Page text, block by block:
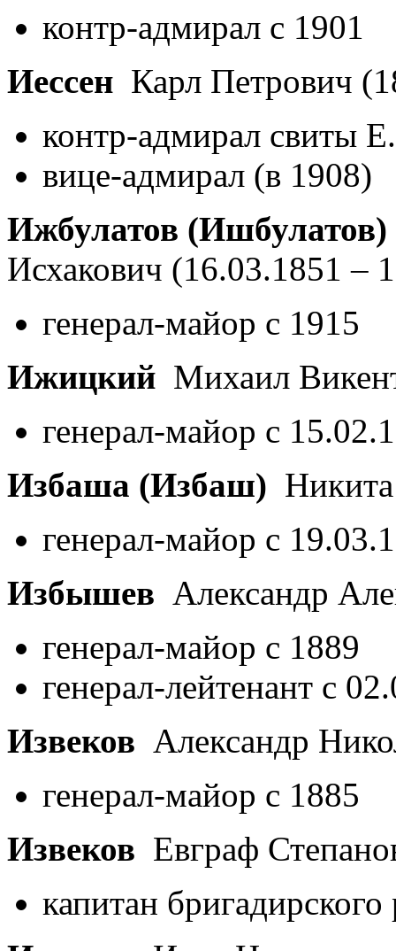
контр-адмирал с 1901
Иессен Карл Петрович
контр-адмирал свиты
вице-адмирал (в 1908)
Ижбулатов (Ишбулатов)
Исхакович (16.03.1851 –
генерал-майор с 1915
Ижицкий Михаил
генерал-майор с
Избаша (Избаш)
генерал-майор с
Избышев Александр
генерал-майор с 1889
генерал-лейтенант с
Извеков Александр
генерал-майор с 1885
Извеков Евграф
капитан